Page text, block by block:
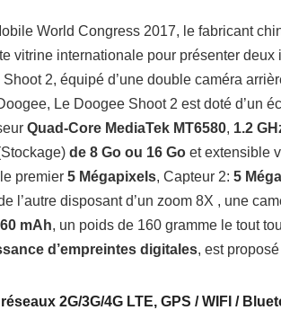
World Congress 2017, le fabricant
vitrine internationale pour présenter
2, équipé d’une double caméra
Le Doogee Shoot 2 est doté d’un
Quad-Core MediaTek MT6580, 1.2
de 8 Go ou 16 Go et extensible
premier 5 Mégapixels, Capteur 2: 5
l’autre disposant d’un zoom 8X , une
mAh, un poids de 160 grammele tout
d’empreintes digitales, est
2G/3G/4G LTE, GPS / WIFI /